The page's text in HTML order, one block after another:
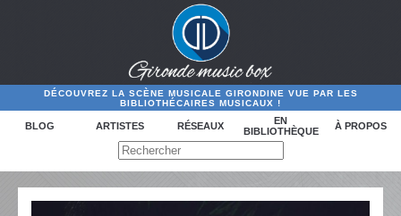
DÉCOUVREZ LA SCÈNE MUSICALE GIRONDINE VUE PAR LES
BIBLIOTHÉCAIRES MUSICAUX !
BLOG ARTISTES RÉSEAUX
EN
BIBLIOTHÈQUE
À PROPOS